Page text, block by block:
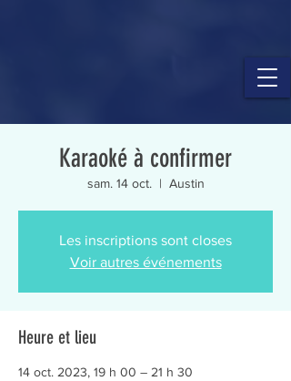
Karaoké à confirmer
sam. 14 oct.
  |
Austin
Les inscriptions sont closes
Voir autres événements
Heure et lieu
14 oct. 2023, 19 h 00 – 21 h 30